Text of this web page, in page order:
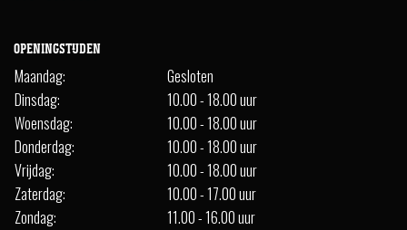
OPENINGSTIJDEN
Maandag:
Gesloten
Dinsdag:
10.00 - 18.00 uur
Woensdag:
10.00 - 18.00 uur
Donderdag:
10.00 - 18.00 uur
Vrijdag:
10.00 - 18.00 uur
Zaterdag:
10.00 - 17.00 uur
Zondag:
11.00 - 16.00 uur